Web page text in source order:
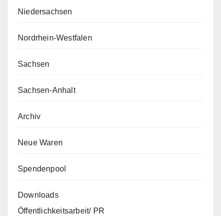
Niedersachsen
Nordrhein-Westfalen
Sachsen
Sachsen-Anhalt
Archiv
Neue Waren
Spendenpool
Downloads
Öffentlichkeitsarbeit/ PR